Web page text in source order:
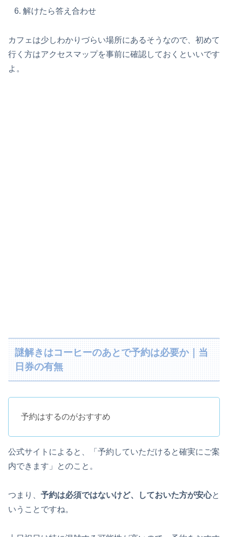
解けたら答え合わせ
カフェは少しわかりづらい場所にあるそうなので、初めて
行く方はアクセスマップを事前に確認しておくといいです
よ。
謎解きはコーヒーのあとで予約は必要か｜当
日券の有無
予約はするのがおすすめ
公式サイトによると、「予約していただけると確実にご案
内できます」とのこと。
つまり、 予約は必須ではないけど、しておいた方が安心と
いうことですね。